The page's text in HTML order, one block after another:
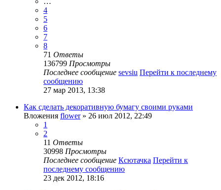
4
5
6
7
8
71 Ответы
136799 Просмотры
Последнее сообщение sevsiu Перейти к последнему
сообщению
27 мар 2013, 13:38
Как сделать декоративную бумагу своими руками
Вложения flower» 26 июл 2012, 22:49
1
2
11 Ответы
30998 Просмотры
Последнее сообщение Ксютачка Перейти к
последнему сообщению
23 дек 2012, 18:16